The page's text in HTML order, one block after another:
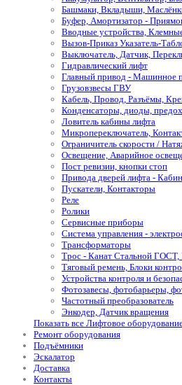
Башмаки, Вкладыши,
Буфер, Амортизатор -
Вводные устройства,
Вызов-Приказ Указатель-
Выключатель, Датчик,
Гидравлический лифт
Главный привод - Машинное
Грузовзвесы ГВУ
Кабель, Провод, Разъёмы,
Конденсаторы, диоды,
Ловитель кабины лифта
Микропереключатель,
Ограничитель скорости /
Освещение, Аварийное
Пост ревизии, кнопки стоп
Привода дверей лифта -
Пускатели, Контакторы
Реле
Ролики
Сервисные приборы
Система управления -
Трансформаторы
Трос - Канат Стальной
Тяговый ремень, Блоки
Устройства контроля и
Фотозавесы, фотобарьеры,
Частотный преобразователь
Энкодер, Датчик вращения
Показать все Лифтовое
Ремонт оборудования
Подъёмники
Эскалатор
Доставка
Контакты